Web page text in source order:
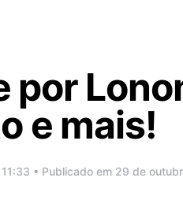
por
e mais!
• Publicado em 29 de